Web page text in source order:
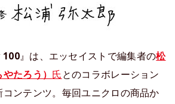
』は、エッセイストで編集者の松
たろう） 氏とのコラボレーション
ンテンツ。毎回ユニクロの商品か